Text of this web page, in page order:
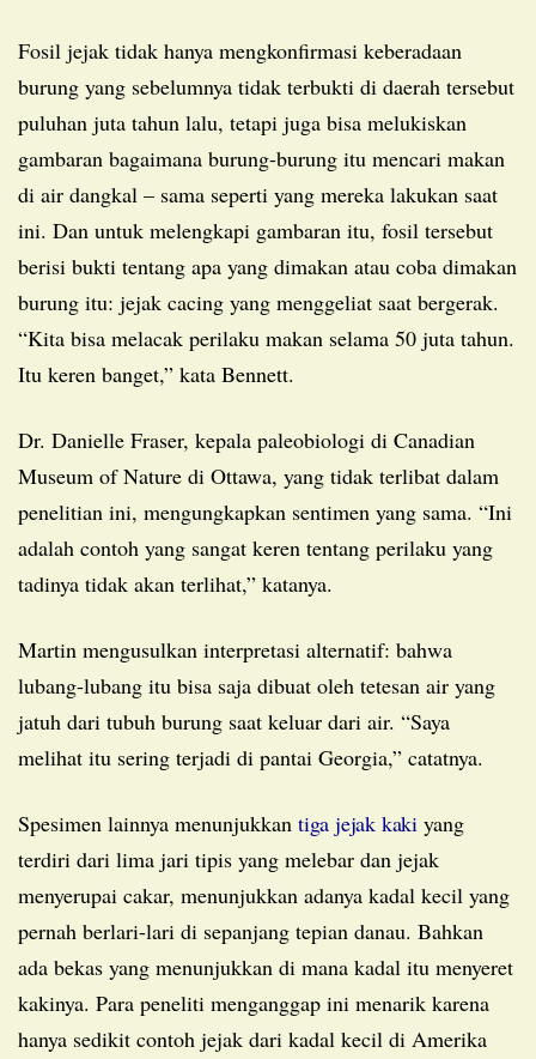
Fosil jejak tidak hanya mengkonfirmasi keberadaan
burung yang sebelumnya tidak terbukti di daerah tersebut
puluhan juta tahun lalu, tetapi juga bisa melukiskan
gambaran bagaimana burung-burung itu mencari makan
di air dangkal – sama seperti yang mereka lakukan saat
ini. Dan untuk melengkapi gambaran itu, fosil tersebut
berisi bukti tentang apa yang dimakan atau coba dimakan
burung itu: jejak cacing yang menggeliat saat bergerak.
“Kita bisa melacak perilaku makan selama 50 juta tahun.
Itu keren banget,” kata Bennett.
Dr. Danielle Fraser, kepala paleobiologi di Canadian
Museum of Nature di Ottawa, yang tidak terlibat dalam
penelitian ini, mengungkapkan sentimen yang sama. “Ini
adalah contoh yang sangat keren tentang perilaku yang
tadinya tidak akan terlihat,” katanya.
Martin mengusulkan interpretasi alternatif: bahwa
lubang-lubang itu bisa saja dibuat oleh tetesan air yang
jatuh dari tubuh burung saat keluar dari air. “Saya
melihat itu sering terjadi di pantai Georgia,” catatnya.
Spesimen lainnya menunjukkan tiga jejak kaki yang
terdiri dari lima jari tipis yang melebar dan jejak
menyerupai cakar, menunjukkan adanya kadal kecil yang
pernah berlari-lari di sepanjang tepian danau. Bahkan
ada bekas yang menunjukkan di mana kadal itu menyeret
kakinya. Para peneliti menganggap ini menarik karena
hanya sedikit contoh jejak dari kadal kecil di Amerika